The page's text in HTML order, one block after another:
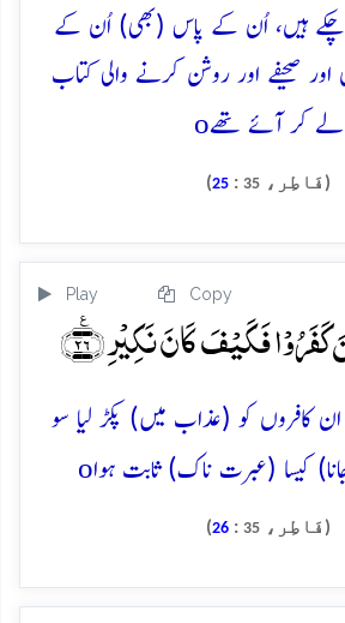
چکے ہیں، اُن کے پاس (بھی) اُن کے
اور صحیفے اور روشن کرنے والی کتاب
لے کر آئے تھےo
(فَاطِر، 35
:
25
)
Play Copy
فَکَیۡفَ کَانَ نَکِیۡرِ ﴿٪۲۶﴾
ان کافروں کو (عذاب میں) پکڑ لیا سو
جانا) کیسا (عبرت ناک) ثابت ہواo
(فَاطِر، 35
:
26
)